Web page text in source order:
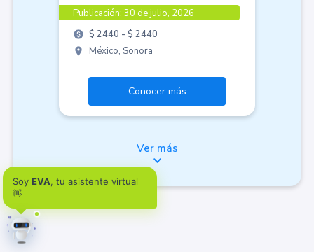
Publicación: 30 de julio, 2026
$ 2440 - $ 2440
México, Sonora
Conocer más
Ver más
Soy EVA, tu asistente virtual
👋